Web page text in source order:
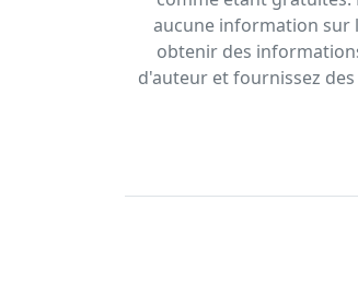
aucune information sur
obtenir des
d'auteur et fournissez